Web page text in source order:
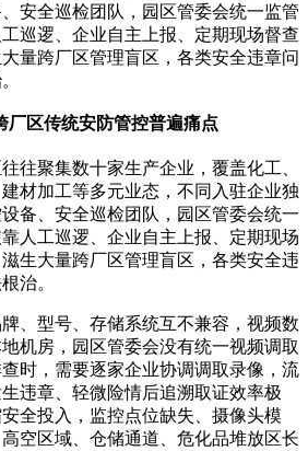
安全巡检团队，园区管委会统一监管
巡逻、企业自主上报、定期现场督查
量跨厂区管理盲区，各类安全违章问
区传统安防管控普遍痛点
往聚集数十家生产企业，覆盖化工、
材加工等多元业态，不同入驻企业独
备、安全巡检团队，园区管委会统一
人工巡逻、企业自主上报、定期现场
生大量跨厂区管理盲区，各类安全违
治。
、型号、存储系统互不兼容，视频数
机房，园区管委会没有统一视频调取
时，需要逐家企业协调调取录像，流
违章、轻微险情后追溯取证效率极
全投入，监控点位缺失、摄像头模
空区域、仓储通道、危化品堆放区长